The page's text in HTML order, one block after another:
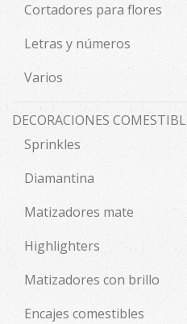
Cortadores para flores
Letras y números
Varios
DECORACIONES
Sprinkles
Diamantina
Matizadores mate
Highlighters
Matizadores con brillo
Encajes comestibles